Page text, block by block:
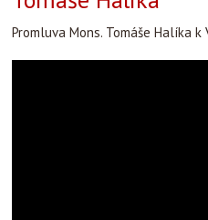
Promluva Mons. Tomáše Halíka